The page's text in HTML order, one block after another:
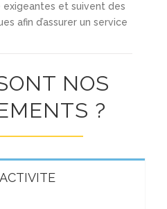
et suivent des
afin d’assurer un service
NOS
?